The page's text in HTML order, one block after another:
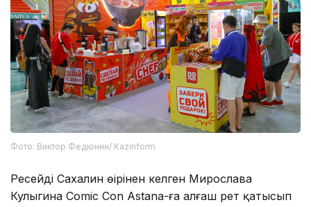
Ресейдің Сахалин өңірінен келген Мирослава